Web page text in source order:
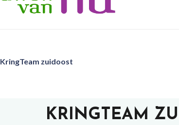
KringTeam zuidoost
KRINGTEAM